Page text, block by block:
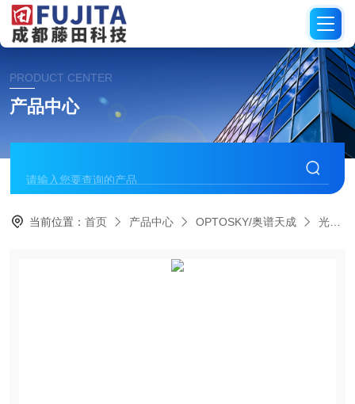
PRODUCT CENTER
产品中心
当前位置：首页 产品中心 OPTOSKY/奥谱天成 光谱仪